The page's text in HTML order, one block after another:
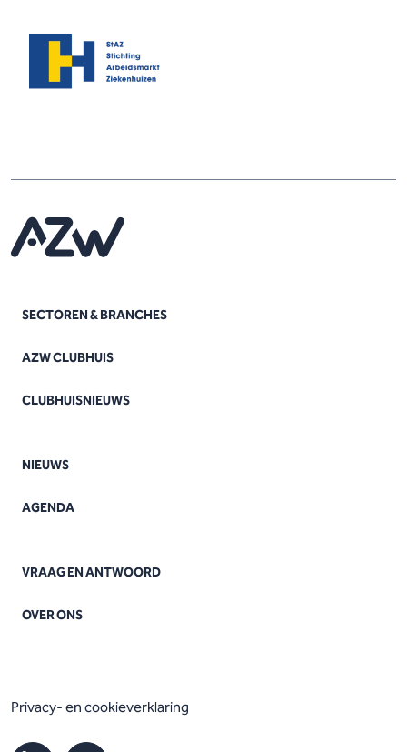
SECTOREN & BRANCHES
AZW CLUBHUIS
CLUBHUISNIEUWS
NIEUWS
AGENDA
VRAAG EN ANTWOORD
OVER ONS
Privacy- en cookieverklaring